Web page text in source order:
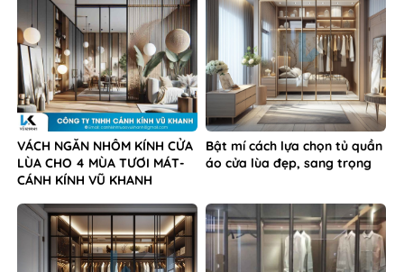
VÁCH NGĂN NHÔM KÍNH CỬA
LÙA CHO 4 MÙA TƯƠI MÁT-
CÁNH KÍNH VŨ KHANH
Bật mí cách lựa chọn tủ quần
áo cửa lùa đẹp, sang trọng